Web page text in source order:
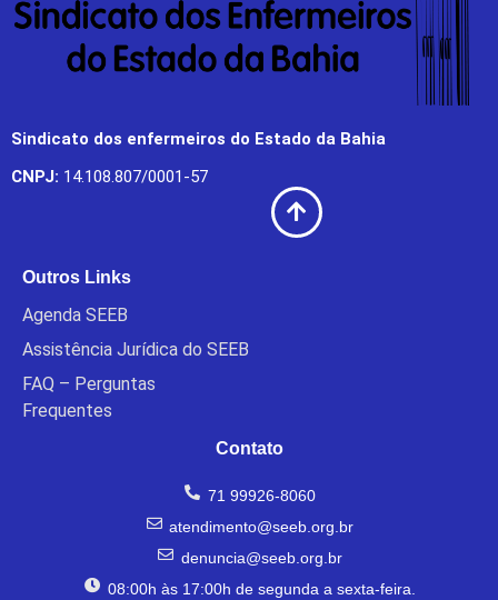
Sindicato dos enfermeiros do Estado da Bahia
CNPJ: 14.108.807/0001-57
Outros Links
Agenda SEEB
Assistência Jurídica do SEEB
FAQ – Perguntas
Frequentes
Contato
71 99926-8060
atendimento@seeb.org.br
denuncia@seeb.org.br
08:00h às 17:00h de segunda a sexta-feira.